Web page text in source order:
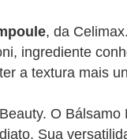
, da
ingrediente
a textura mais
O
Sua